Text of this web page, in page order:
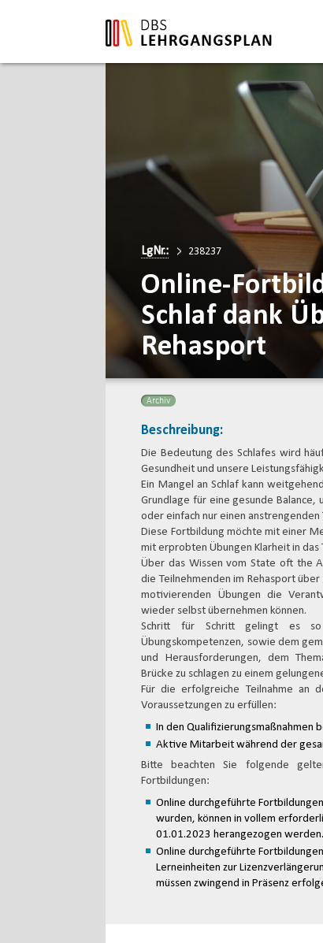
LgNr.: 238237
Online-
Schlaf dank
Rehasport
Archiv
Beschreibung:
Die Bedeutung des Schlafes wird
Gesundheit und unsere
Ein Mangel an Schlaf kann
Grundlage für eine gesunde Balance,
oder einfach nur einen anstrengenden
Diese Fortbildung möchte mit einer
mit erprobten Übungen Klarheit in das
Über das Wissen vom State oft the
die Teilnehmenden im Rehasport
motivierenden Übungen die
wieder selbst übernehmen können.
Schritt für Schritt gelingt es
Übungskompetenzen, sowie dem
und Herausforderungen, dem
Brücke zu schlagen zu einem
Für die erfolgreiche Teilnahme an
Voraussetzungen zu erfüllen:
In den Qualifizierungsmaßnahmen
Aktive Mitarbeit während der
Bitte beachten Sie folgende
Fortbildungen:
Online durchgeführte
wurden, können in vollem
01.01.2023 herangezogen werden.
Online durchgeführte
Lerneinheiten zur
müssen zwingend in Präsenz